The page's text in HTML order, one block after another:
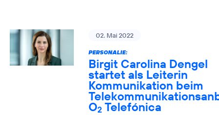
02. Mai 2022
PERSONALIE:
Birgit Carolina Dengel
startet als Leiterin
Kommunikation beim
O2 Telefónica